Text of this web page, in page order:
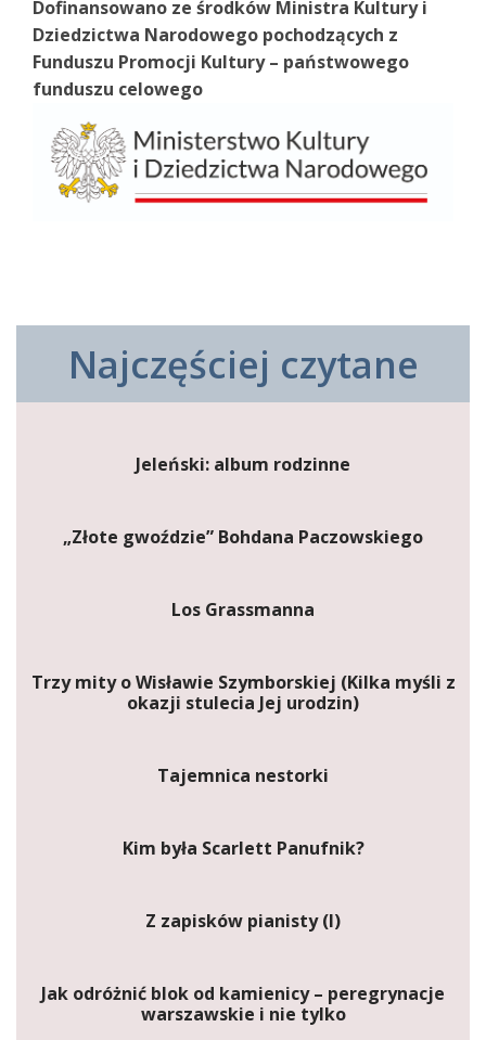
Dofinansowano ze środków Ministra Kultury i
Dziedzictwa Narodowego pochodzących z
Funduszu Promocji Kultury – państwowego
funduszu celowego
Najczęściej czytane
Jeleński: album rodzinne
„Złote gwoździe” Bohdana Paczowskiego
Los Grassmanna
Trzy mity o Wisławie Szymborskiej (Kilka myśli z
okazji stulecia Jej urodzin)
Tajemnica nestorki
Kim była Scarlett Panufnik?
Z zapisków pianisty (I)
Jak odróżnić blok od kamienicy – peregrynacje
warszawskie i nie tylko